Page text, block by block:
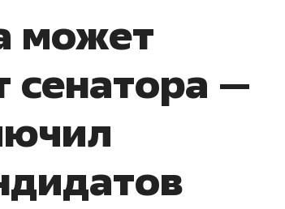
может
сенатора —